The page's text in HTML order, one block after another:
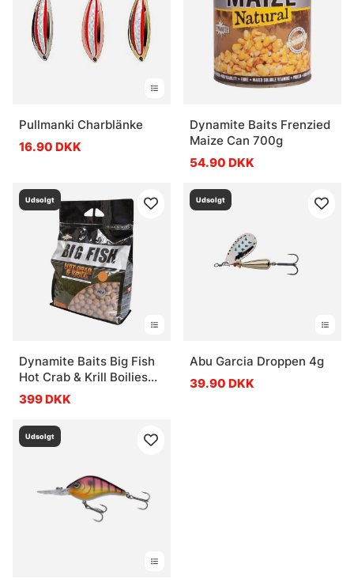
Pullmanki Charblänke
16.90 DKK
Dynamite Baits Frenzied
Maize Can 700g
54.90 DKK
Udsolgt
Dynamite Baits Big Fish
Hot Crab & Krill Boilies
5kg
399 DKK
Udsolgt
Abu Garcia Droppen 4g
39.90 DKK
Udsolgt